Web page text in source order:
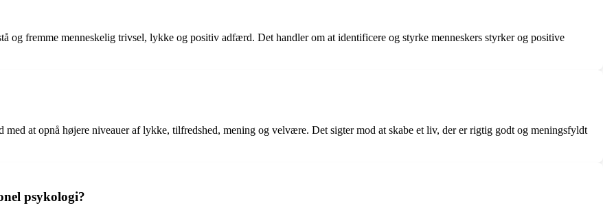
og fremme menneskelig trivsel, lykke og positiv adfærd. Det handler om at identificere og styrke menneskers styrker og positive
at opnå højere niveauer af lykke, tilfredshed, mening og velvære. Det sigter mod at skabe et liv, der er rigtig godt og meningsfyldt
psykologi?